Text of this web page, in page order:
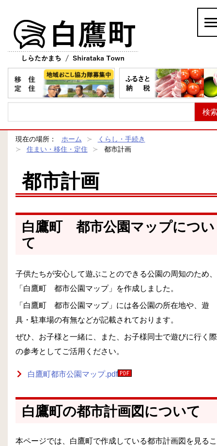
現在の場所： ホーム
くらし・手続き
住まい・移住・定住
都市計画
都市計画
白鷹町 都市公園マップについ
て
子供たちが安心して遊ぶことのできる公園の周知のため、
「白鷹町 都市公園マップ」を作成しました。
「白鷹町 都市公園マップ」には各公園の所在地や、遊
具・駐車場の有無などが記載されております。
ぜひ、お子様と一緒に、また、お子様同士で遊びに行く際
の参考としてご活用ください。
白鷹町都市公園マップ.pdf
白鷹町の都市計画図について
本ページでは、白鷹町で作成している都市計画図を見るこ